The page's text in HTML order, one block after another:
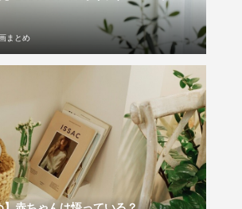
まとめ